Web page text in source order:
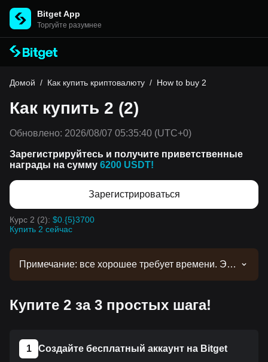
Bitget App
Торгуйте разумнее
Домой / Как купить криптовалюту / How to buy 2
Как купить 2 (2)
Обновлено: 2026/08/07 05:35:40 (UTC+0)
Зарегистрируйтесь и получите приветственные
награды на сумму 6200 USDT!
Зарегистрироваться
Курс 2 (2): $0.{5}3700
Купить 2 сейчас
Примечание: все хорошее требует времени. Эта
обновлениях листинга. Как только она появится
применимо ко всем криптовалютам,
размещенным на Bitget.
Купите 2 за 3 простых шага!
1 Создайте бесплатный аккаунт на Bitget